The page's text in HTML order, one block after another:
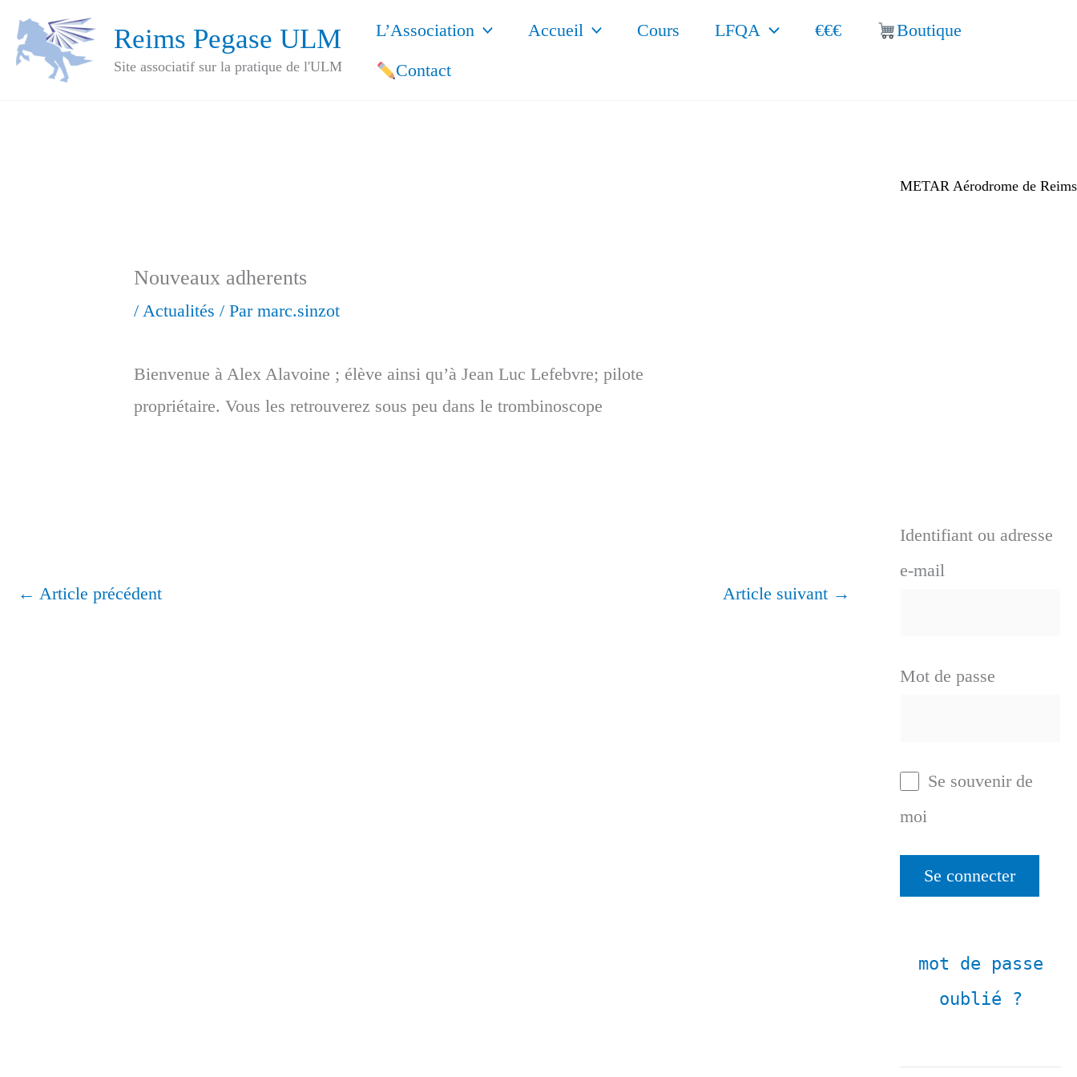
Aller
contenu
Reims Pegase ULM
Site associatif sur la pratique de l'ULM
L’Association Accueil Cours LFQA €€€
Boutique
Contact
Nouveaux adherents
/ Actualités / Par marc.sinzot
Bienvenue à Alex Alavoine ; élève ainsi qu’à Jean Luc Lefebvre; pilote
propriétaire. Vous les retrouverez sous peu dans le trombinoscope
← Article précédent Article suivant →
METAR Aérodrome de
Identifiant ou adresse
e-mail
Mot de passe
Se souvenir de
moi
mot de passe
oublié ?